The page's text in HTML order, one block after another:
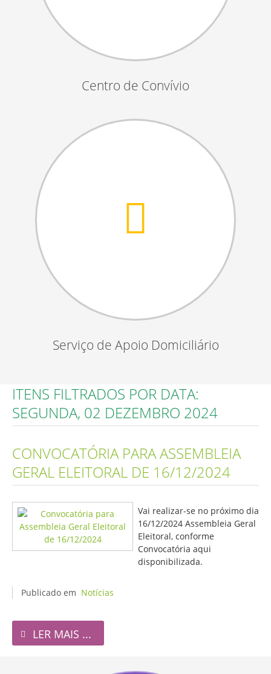
Centro de Convívio
Serviço de Apoio Domiciliário
ITENS FILTRADOS POR DATA:
SEGUNDA, 02 DEZEMBRO 2024
CONVOCATÓRIA PARA ASSEMBLEIA
GERAL ELEITORAL DE 16/12/2024
Vai realizar-se no próximo dia
16/12/2024 Assembleia Geral
Eleitoral, conforme
Convocatória aqui
disponibilizada.
Publicado em Notícias
LER MAIS ...